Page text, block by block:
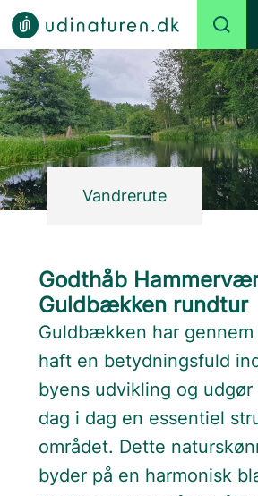
Vandrerute
Godthåb
Guldbækken rundtur
Guldbækken har
haft en betydningsfuld
byens udvikling og udgør
dag i dag en essentiel
området. Dette
byder på en harmonisk